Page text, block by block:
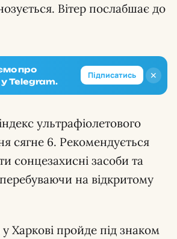
Вітер послабшає до
✕
про
у Telegram.
Підписатись
ультрафіолетового
сягне 6. Рекомендується
сонцезахисні засоби та
на відкритому
Харкові пройде під знаком